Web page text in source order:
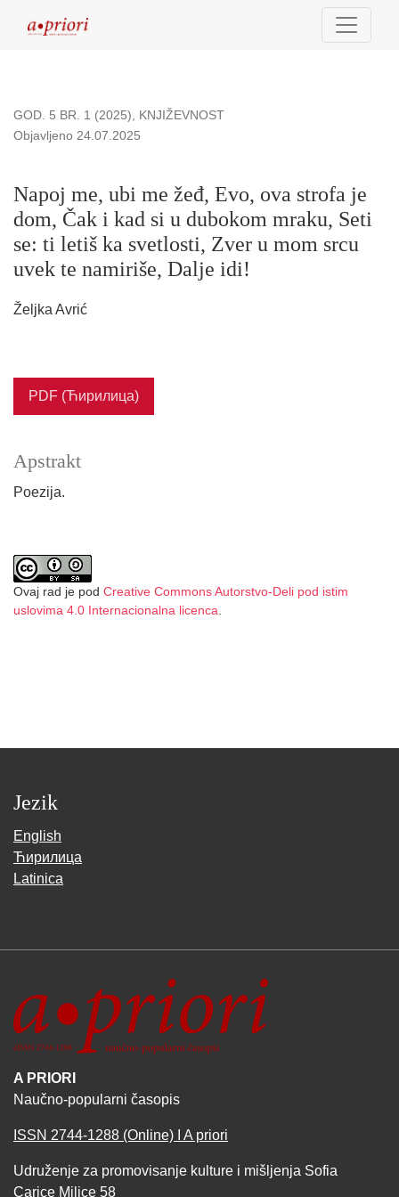
Napoj me, ubi me žeđ, Evo, ova strofa je dom, Čak i kad si
GOD. 5 BR. 1 (2025), KNJIŽEVNOST
Napoj me, ubi me žeđ, Evo, ova strofa je
dom, Čak i kad si u dubokom mraku, Seti
se: ti letiš ka svetlosti, Zver u mom srcu
uvek te namiriše, Dalje idi!
Objavljeno 24.07.2025
Željka Avrić
PDF (Ћирилица)
Apstrakt
Poezija.
Ovaj rad je pod Creative Commons Autorstvo-Deli pod istim
uslovima 4.0 Internacionalna licenca.
Jezik
English
Ћирилица
Latinica
A PRIORI
Naučno-popularni časopis
ISSN 2744-1288 (Online) I A priori
Udruženje za promovisanje kulture i mišljenja Sofia
Carice Milice 58